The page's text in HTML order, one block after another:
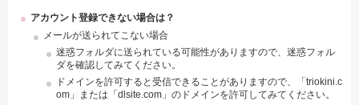
アカウント登録できない場合は？
メールが送られてこない場合
迷惑フォルダに送られている可能性がありますので、迷惑フォル
ダを確認してみてください。
ドメインを許可すると受信できることがありますので、「triokini.c
om」または「dlsite.com」のドメインを許可してみてください。